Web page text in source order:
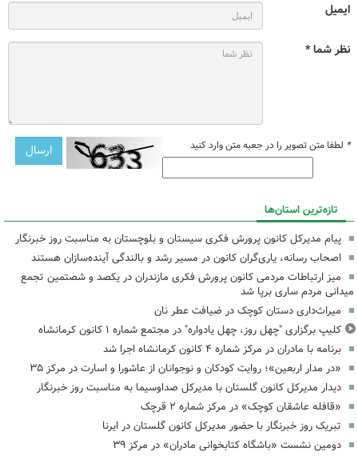
ایمیل
نظر شما *
* لطفا متن تصویر را در جعبه متن وارد کنید
تازه‌ترین استان‌ها
پیام مدیرکل کانون پرورش فکری سیستان و بلوچستان به مناسبت روز خبرنگار
اصحاب رسانه، یاری‌گران کانون در مسیر رشد و بالندگی آینده‌سازان هستند
میز ارتباطات مردمی کانون پرورش فکری مازندران در یکصد و شصتمین تجمع
میدانی مردم ساری برپا شد
میراث‌داری دستان کوچک در ضیافت عطر نان
کلیپ برگزاری "چهل روز، چهل یادواره" در مجتمع شماره ۱ کانون کرمانشاه
برنامه با مادران در مرکز شماره ۴ کانون کرمانشاه اجرا شد
«در مدار اربعین»؛ روایت کودکان و نوجوانان از عاشورا و اسارت در مرکز ۳۵
دیدار مدیرکل کانون گلستان با مدیرکل صداوسیما به مناسبت روز خبرنگار
«قافله عاشقان کوچک» در مرکز شماره ۲ قرچک
تبریک روز خبرنگار با حضور مدیرکل کانون گلستان در ایرنا
دومین نشست «باشگاه کتابخوانی مادران» در مرکز ۳۹